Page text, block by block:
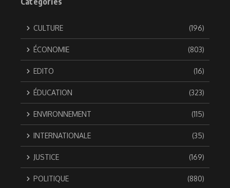
CULTURE (196)
ÉCONOMIE (803)
EDITO (16)
ÉDUCATION (323)
ENVIRONNEMENT (115)
INTERNATIONALE (35)
JUSTICE (169)
POLITIQUE (880)